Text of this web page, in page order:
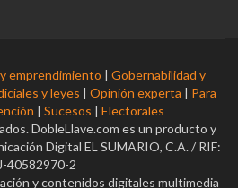
emprendimiento | Gobernabilidad y
y leyes | Opinión experta | Para
| Sucesos | Electorales
DobleLlave.com es un producto y
Digital EL SUMARIO, C.A. / RIF:
J-40582970-2
y contenidos digitales multimedia